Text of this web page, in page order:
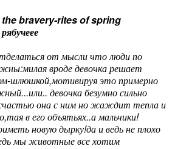
the bravery-rites of spring
рябучеее
от мысли что люди по
вроде девочка решает
шлюшкой,мотивируя это примерно
девочка безумно сильно
она с ним но жаждит тепла и
в его объятьях..а мальчики!
новую дырку!да и ведь не плохо
мы животные все хотим